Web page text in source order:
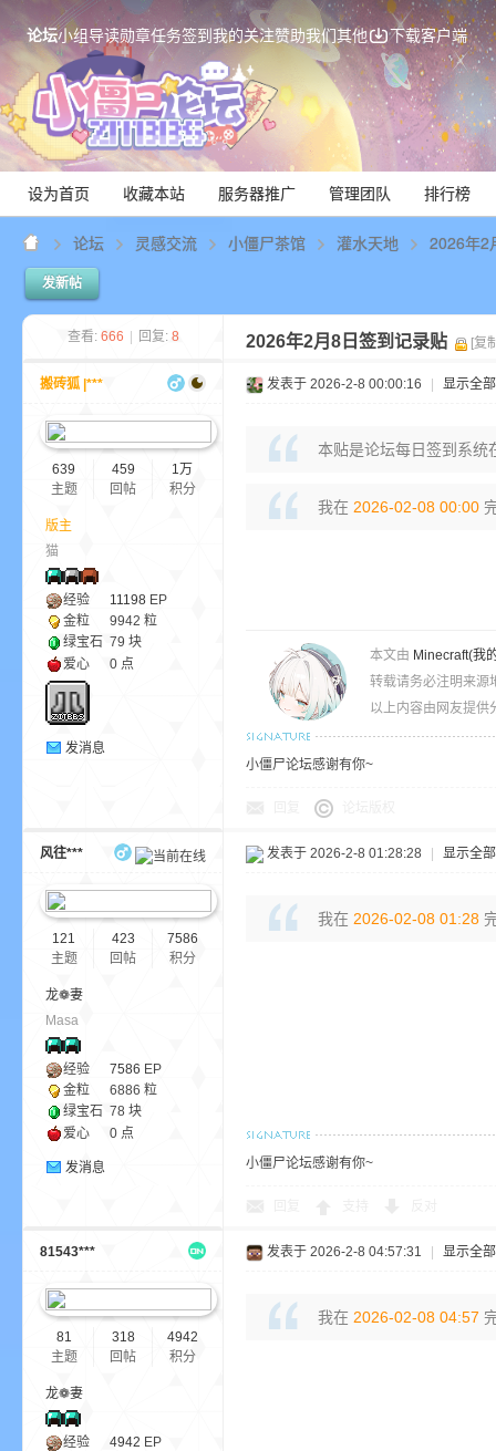
论坛小组导读勋章任务签到我的关注赞助我们其他 下载客户端
设为首页 收藏本站 服务器推广 管理团队 排行榜
论坛 灵感交流 小僵尸茶馆 灌水天地 2026年2
发新帖
查看: 666 回复: 8 2026年2月8日签到记录贴 [复
搬砖狐 |***
639
主题
459
回帖
1万
积分
版主
猫
经验 11198 EP
金粒
9942 粒
绿宝石 79 块
爱心
0 点
发消息
发表于 2026-2-8 00:00:16 显示全
本贴是论坛每日签到系统
我在 2026-02-08 00:00
本文由 Minecraft(我
转载请务必注明来源
以上内容由网友提供
小僵尸论坛感谢有你~
风往***
121
主题
423
回帖
7586
积分
龙❁妻
Masa
经验 7586 EP
金粒
6886 粒
绿宝石 78 块
爱心
0 点
发消息
发表于 2026-2-8 01:28:28 显示全
我在 2026-02-08 01:28
小僵尸论坛感谢有你~
81543***
81
主题
318
回帖
4942
积分
龙❁妻
经验 4942 EP
发表于 2026-2-8 04:57:31 显示全
我在 2026-02-08 04:57